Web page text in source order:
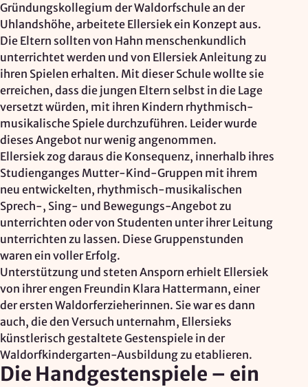
Gründungskollegium der Waldorfschule an der
Uhlandshöhe, arbeitete Ellersiek ein Konzept aus.
Die Eltern sollten von Hahn menschenkundlich
unterrichtet werden und von Ellersiek Anleitung zu
ihren Spielen erhalten. Mit dieser Schule wollte sie
erreichen, dass die jungen Eltern selbst in die Lage
versetzt würden, mit ihren Kindern rhythmisch-
musikalische Spiele durchzuführen. Leider wurde
dieses Angebot nur wenig angenommen.
Ellersiek zog daraus die Konsequenz, innerhalb ihres
Studienganges Mutter-Kind-Gruppen mit ihrem
neu entwickelten, rhythmisch-musikalischen
Sprech-, Sing- und Bewegungs-Angebot zu
unterrichten oder von Studenten unter ihrer Leitung
unterrichten zu lassen. Diese Gruppenstunden
waren ein voller Erfolg.
Unterstützung und steten Ansporn erhielt Ellersiek
von ihrer engen Freundin Klara Hattermann, einer
der ersten Waldorferzieherinnen. Sie war es dann
auch, die den Versuch unternahm, Ellersieks
künstlerisch gestaltete Gestenspiele in der
Waldorfkindergarten-Ausbildung zu etablieren.
Die Handgestenspiele – ein